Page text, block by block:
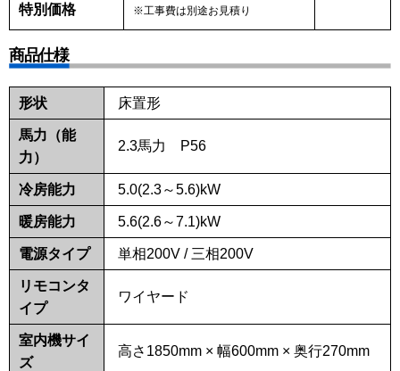
特別価格
※工事費は別途お見積り
商品仕様
形状 床置形
馬力（能
力）
2.3馬力 P56
冷房能力 5.0(2.3～5.6)kW
暖房能力 5.6(2.6～7.1)kW
電源タイプ 単相200V / 三相200V
リモコンタ
イプ
ワイヤード
室内機サイ
ズ
高さ1850mm × 幅600mm × 奥行270mm